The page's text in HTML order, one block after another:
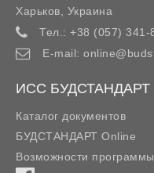
Харьков
Украина
Тел.: +38 (057) 341-
E-mail:
ИСС БУДСТАНДАРТ
Каталог документов
БУДСТАНДАРТ Online
Возможности программы